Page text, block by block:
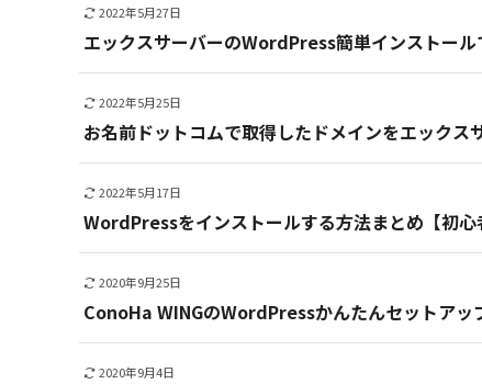
2022年5月27日
エックスサーバーのWordPress簡単インストー
2022年5月25日
お名前ドットコムで取得したドメインをエックス
2022年5月17日
WordPressをインストールする方法まとめ【初心
2020年9月25日
ConoHa WINGのWordPressかんたんセットアッ
2020年9月4日